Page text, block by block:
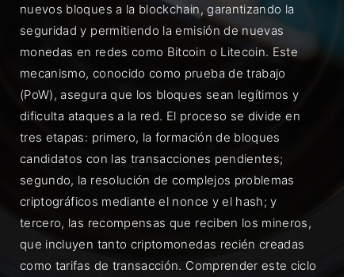
nuevos bloques a la blockchain, garantizando la
seguridad y permitiendo la emisión de nuevas
monedas en redes como Bitcoin o Litecoin. Este
mecanismo, conocido como prueba de trabajo
(PoW), asegura que los bloques sean legítimos y
dificulta ataques a la red. El proceso se divide en
tres etapas: primero, la formación de bloques
candidatos con las transacciones pendientes;
segundo, la resolución de complejos problemas
criptográficos mediante el nonce y el hash; y
tercero, las recompensas que reciben los mineros,
que incluyen tanto criptomonedas recién creadas
como tarifas de transacción. Comprender este ciclo